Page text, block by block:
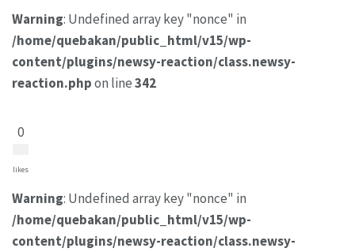
Warning: Undefined array key "nonce" in
/home/quebakan/public_html/v15/wp-
content/plugins/newsy-reaction/class.newsy-
reaction.phpon line342
0
likes
Warning: Undefined array key "nonce" in
/home/quebakan/public_html/v15/wp-
content/plugins/newsy-reaction/class.newsy-